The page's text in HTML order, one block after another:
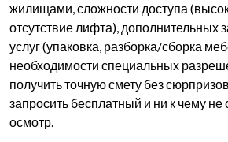
жилищами, сложности доступа
отсутствие лифта),
услуг (упаковка, разборка/сборка
необходимости специальных
получить точную смету без
запросить бесплатный и ни к чему
осмотр.